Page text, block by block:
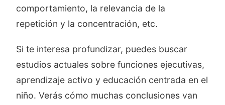
comportamiento, la relevancia de la
repetición y la concentración, etc.
Si te interesa profundizar, puedes buscar
estudios actuales sobre funciones ejecutivas,
aprendizaje activo y educación centrada en el
niño. Verás cómo muchas conclusiones van